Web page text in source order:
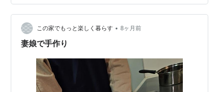
この家でもっと楽しく暮らす • 8ヶ月前
妻娘で手作り